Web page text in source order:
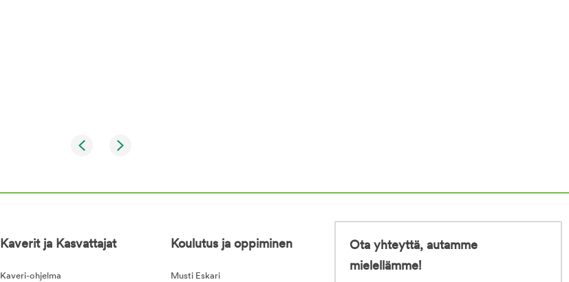
Kaverit ja Kasvattajat
Kaveri-ohjelma
Koulutus ja oppiminen
Musti Eskari
Ota yhteyttä, autamme
mielellämme!